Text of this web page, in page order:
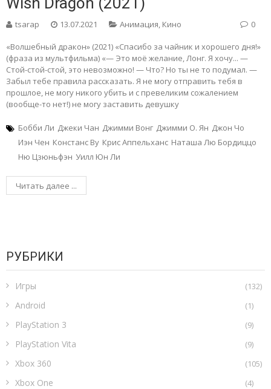
tsarap 13.07.2021 Анимация, Кино 0
«Волшебный дракон» (2021) «Спасибо за чайник и хорошего дня!»
(фраза из мультфильма) «— Это моё желание, Лонг. Я хочу... —
Стой-стой-стой, это невозможно! — Что? Но ты не то подумал. —
Забыл тебе правила рассказать. Я не могу отправить тебя в
прошлое, не могу никого убить и с превеликим сожалением
(вообще-то нет!) не могу заставить девушку
Бобби Ли Джеки Чан Джимми Вонг Джимми О. Ян Джон Чо
Иэн Чен Констанс Ву Крис Аппельханс Наташа Лю Бордиццо
Ню Цзюньфэн Уилл Юн Ли
Читать далее ...
РУБРИКИ
Игры (132)
Android (1)
PlayStation 3 (9)
PlayStation Vita (9)
Xbox 360 (105)
Xbox One (4)